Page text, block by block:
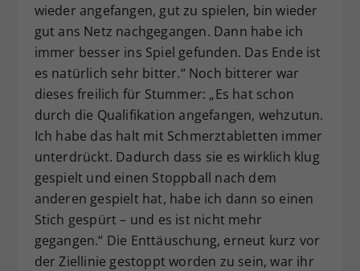
wieder angefangen, gut zu spielen, bin wieder
gut ans Netz nachgegangen. Dann habe ich
immer besser ins Spiel gefunden. Das Ende ist
es natürlich sehr bitter.“ Noch bitterer war
dieses freilich für Stummer: „Es hat schon
durch die Qualifikation angefangen, wehzutun.
Ich habe das halt mit Schmerztabletten immer
unterdrückt. Dadurch dass sie es wirklich klug
gespielt und einen Stoppball nach dem
anderen gespielt hat, habe ich dann so einen
Stich gespürt – und es ist nicht mehr
gegangen.“ Die Enttäuschung, erneut kurz vor
der Ziellinie gestoppt worden zu sein, war ihr